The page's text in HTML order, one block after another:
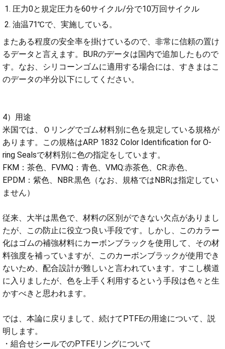
圧力0と規定圧力を60サイクル/分で10万回サイクル
油温71℃で、実施している。
またある程度の安全率を掛けているので、非常に信頼の置け
るデータと言えます。BURのデータは国内で追加したもので
す。なお、シリコーンゴムに適用する場合には、すきまはこ
のデータの半分以下にしてください。
4）用途
米国では、Ｏリングでゴム材料別に色を規定している規格が
あります。この規格はARP 1832 Color Identification for O-
ring Sealsで材料別に色の指定をしています。
FKM：茶色、FVMQ：青色、VMQ:赤茶色、CR:赤色、
EPDM：紫色、NBR:黒色（なお、規格ではNBRは指定してい
ません）
従来、大半は黒色で、材料の区別ができない欠点がありまし
たが、この防止に役立つ良い手段です。しかし、このカラー
化はゴムの補強材料にカーボンブラックを使用して、その材
料強度を補っていますが、このカーボンブラックが使用でき
ないため、配合設計が難しいと言われています。すこし横道
に入りましたが、色を上手く利用するという手段は色々と生
かすべきと思われます。
では、本論に戻りまして、続けてPTFEの用途について、説
明します。
・組合せシールでのPTFEリングについて